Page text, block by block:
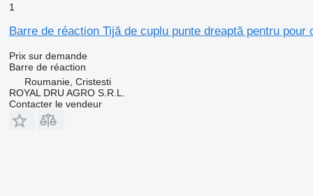
1
Barre de réaction Tijă de cuplu punte dreaptă pentru pour
Prix sur demande
Barre de réaction
Roumanie, Cristesti
ROYAL DRU AGRO S.R.L.
Contacter le vendeur